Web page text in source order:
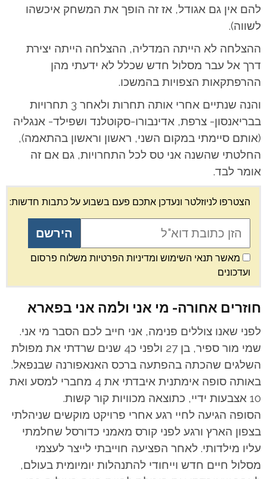
להם אין גם אגודל, אז זה הופך את המשחק איכשהו
לשווה).
ההצלחה לא הייתה המדליה, ההצלחה הייתה יצירת
דרך אל עבר מסלול חדש שכלל לא ידעתי מהן
ההרפתקאות הצפויות בהמשכו.
והנה שנתיים אחרי אותה תחרות ולאחר 3 תחרויות
בבריאנסון- צרפת, אדינבורו-סקוטלנד ושפילד- אנגליה
(אותם סיימתי במקום השני, ראשון וראשון בהתאמה),
החלטתי שהשנה אני טס לכל התחרויות, גם אם זה
אומר לבד.
הצטרפו לניוזלטר ונעדכן אתכם פעם בשבוע על כתבות חדשות:
מאשר תנאי השימוש ומדיניות הפרטיות משלוח פרסום
ועדכונים
חוזרים אחורה- מי אני ולמה אני בפארא
לפני שאנו צוללים פנימה, אני חייב לכם הסבר מי אני.
שמי מור ספיר, בן 27 ולפני כ4 שנים שרדתי את מפולת
השלגים שהכתה בהפתעה ברכס האנאפורנה שבנפאל.
באותה סופה אימתנית איבדתי את 4 מחברי למסע ואת
10 אצבעות ידיי, כתוצאה מכוויות קור קשות.
הסופה הגיעה לחיי רגע אחרי פרויקט מוקשים שניהלתי
בצפון הארץ ורגע לפני קורס מאמני כדורסל שחלמתי
עליו מילדותי. לאחר הפציעה חוייבתי לייצר לעצמי
מסלול חיים חדש וייחודי להתנהלות יומיומית בעולם,